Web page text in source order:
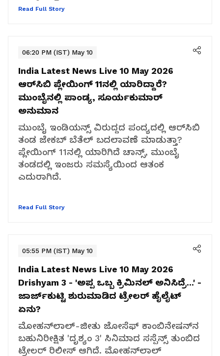
Read Full Story
06:20 PM (IST) May 10
India Latest News Live 10 May 2026
ಆರ್‌ಸಿಬಿ ಪ್ಲೇಯಿಂಗ್ 11ನಲ್ಲಿ ಯಾರಿದ್ದಾರೆ?
ಮುಂಬೈನಲ್ಲಿ ಪಾಂಡ್ಯ, ಸೂರ್ಯಕುಮಾರ್
ಅನುಮಾನ
ಮುಂಬೈ ಇಂಡಿಯನ್ಸ್ ವಿರುದ್ದದ ಪಂದ್ಯದಲ್ಲಿ ಆರ್‌ಸಿಬಿ
ತಂಡ ಜೇಕಬ್ ಬೆತೆಲ್ ಬದಲಾವಣೆ ಮಾಡುತ್ತಾ?
ಪ್ಲೇಯಿಂಗ್ 11ನಲ್ಲಿ ಯಾರಿಗಿದೆ ಚಾನ್ಸ್, ಮುಂಬೈ
ತಂಡದಲ್ಲಿ ಇಂಜರು ಸಮಸ್ಯೆಯಿಂದ ಆತಂಕ
ಎದುರಾಗಿದೆ.
Read Full Story
05:55 PM (IST) May 10
India Latest News Live 10 May 2026
Drishyam 3 - 'ಅಪ್ಪ ಒಬ್ಬ ಕ್ರಿಮಿನಲ್ ಅನಿಸಿದ್ರೆ...' -
ಜಾರ್ಜ್‌ಕುಟ್ಟಿ ಶುರುಮಾಡಿದ ಟ್ರೇಲರ್ ಹೈಲೈಟ್
ಏನು?
ಮೋಹನ್‌ಲಾಲ್-ಜೀತು ಜೋಸೆಫ್ ಕಾಂಬಿನೇಷನ್‌ನ
ಬಹುನಿರೀಕ್ಷಿತ 'ದೃಶ್ಯಂ 3' ಸಿನಿಮಾದ ಸಸ್ಪೆನ್ಸ್ ತುಂಬಿದ
ಟ್ರೇಲರ್ ರಿಲೀಸ್ ಆಗಿದೆ. ಮೋಹನ್‌ಲಾಲ್